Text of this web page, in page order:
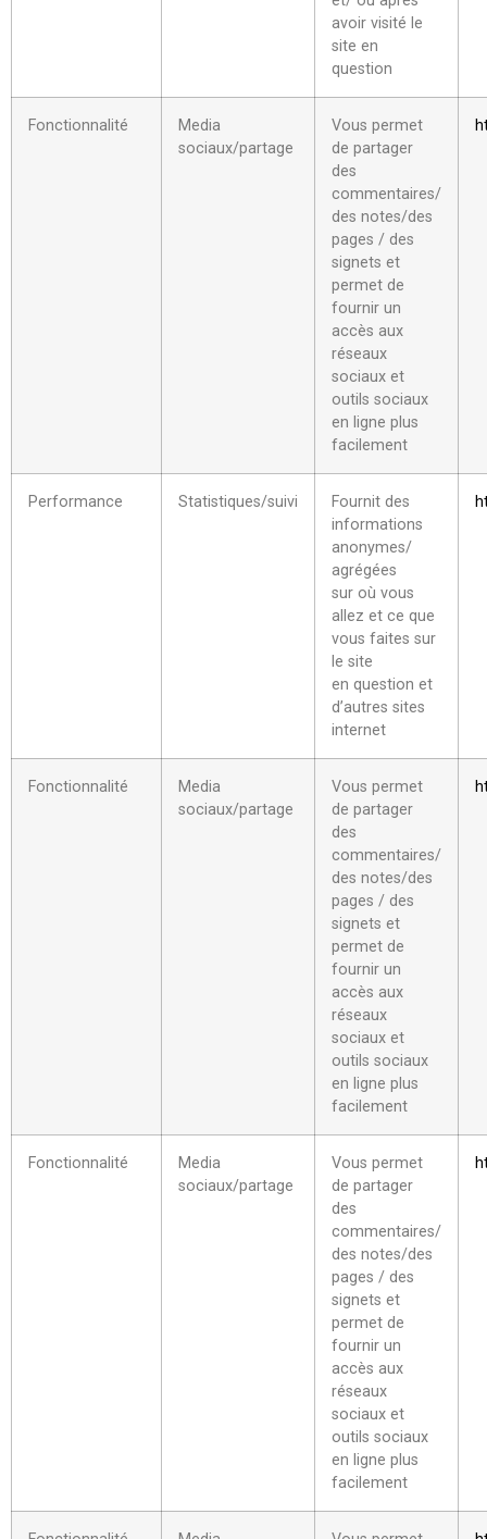
avoir visité le
site en
question
Fonctionnalité
Media
sociaux/partage
Vous permet
de partager
des
commentaires/
des notes/des
pages / des
signets et
permet de
fournir un
accès aux
réseaux
sociaux et
outils sociaux
en ligne plus
facilement
Performance Statistiques/suivi
Fournit des
informations
anonymes/
agrégées
sur où vous
allez et ce que
vous faites sur
le site
en question et
d’autres sites
internet
Fonctionnalité
Media
sociaux/partage
Vous permet
de partager
des
commentaires/
des notes/des
pages / des
signets et
permet de
fournir un
accès aux
réseaux
sociaux et
outils sociaux
en ligne plus
facilement
Fonctionnalité
Media
sociaux/partage
Vous permet
de partager
des
commentaires/
des notes/des
pages / des
signets et
permet de
fournir un
accès aux
réseaux
sociaux et
outils sociaux
en ligne plus
facilement